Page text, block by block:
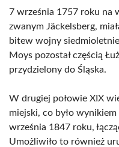
7 września 1757 roku na
zwanym Jäckelsberg,
bitew wojny
Moys pozostał częścią
przydzielony do Śląska.
W drugiej połowie XIX
miejski, co było
września 1847 roku,
Umożliwiło to również